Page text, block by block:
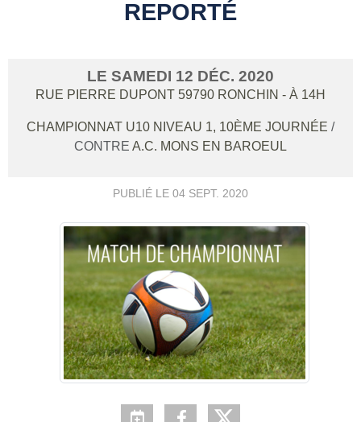
REPORTÉ
LE SAMEDI 12 DÉC. 2020
RUE PIERRE DUPONT 59790 RONCHIN - À 14H
CHAMPIONNAT U10 NIVEAU 1, 10ÈME JOURNÉE /
CONTRE A.C. MONS EN BAROEUL
PUBLIÉ LE 04 SEPT. 2020